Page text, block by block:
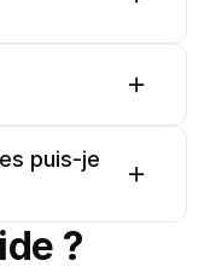
puis-je
?